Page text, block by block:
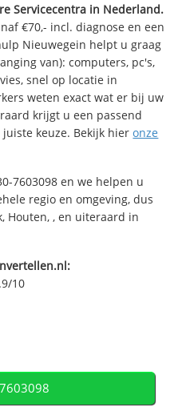
Servicecentra in Nederland.
€70,- incl. diagnose en een
Nieuwegein helpt u graag
van): computers, pc's,
snel op locatie in
weten exact wat er bij uw
krijgt u een passend
keuze. Bekijk hieronze
7603098 en we helpen u
regio en omgeving, dus
Houten, , en uiteraard in
/10